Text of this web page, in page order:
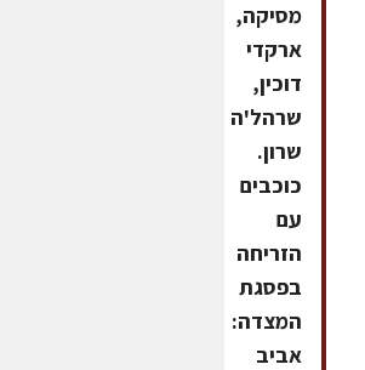
מסיקה,
ארקדי
דוכין,
שרהל'ה
שרון.
כוכבים
עם
הזריחה
בפסגת
המצדה:
אביב